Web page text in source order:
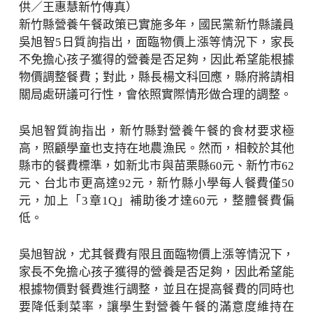
供／王惠慧新竹傳真）
新竹縣營養午餐政策已實施多年，國民黨新竹縣議員
吳旭智5日質詢指出，面臨物價上漲等情況下，家長
不免擔心孩子獲得的營養是否足夠，因此希望能根據
物價調整餐費；對此，縣長楊文科回應，縣府將請相
關局處研議可行性，會依照實際情形做合理的調整。
吳旭智質詢指出，新竹縣對營養午餐的食材要求極
高，照顧學童也支持在地農漁民。然而，相較於其他
縣市的餐費標準，如新北市與苗栗縣60元、新竹市62
元、台北市更高達92元，新竹縣小學每人餐費僅50
元，加上「3章1Q」補助後才達60元，整體餐費偏
低。
吳旭智說，尤其餐費有限且面臨物價上漲等情況下，
家長不免擔心孩子獲得的營養是否足夠，因此希望能
根據物價對餐費進行調整，並且在提高餐費的同時也
要降低剩菜率，讓學生對營養午餐的滿意度維持在